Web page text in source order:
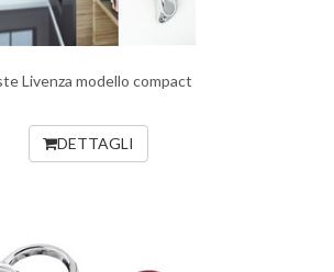
Livenza modello compact
DETTAGLI